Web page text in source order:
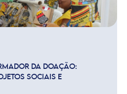
DA DOAÇÃO:
SOCIAIS E